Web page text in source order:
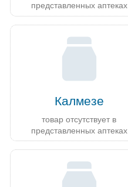
представленных аптеках
Калмезе
товар отсутствует в
представленных аптеках